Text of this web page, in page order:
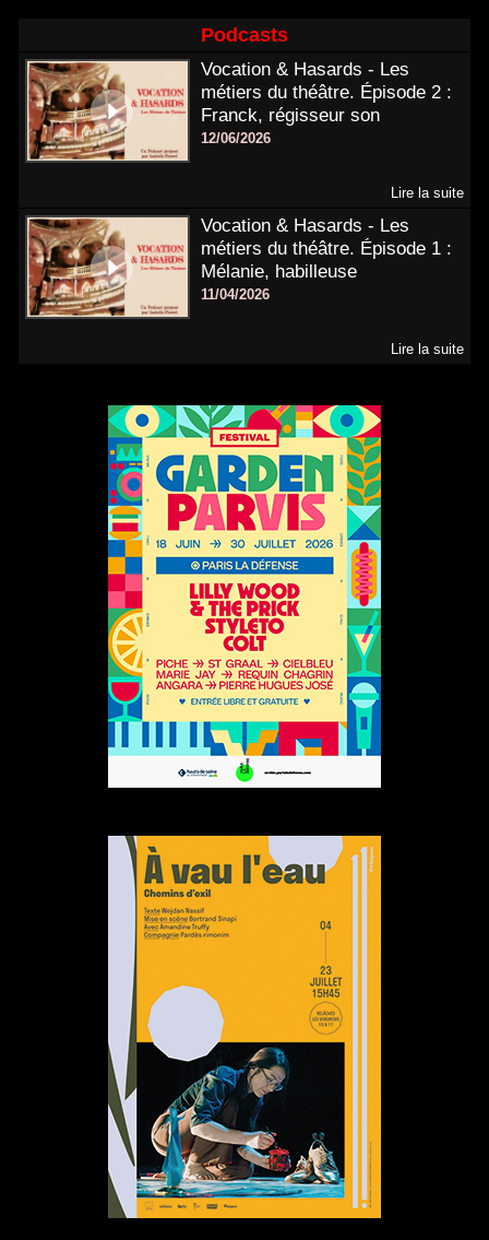
Podcasts
Vocation & Hasards - Les
métiers du théâtre. Épisode 2 :
Franck, régisseur son
12/06/2026
Lire la suite
Vocation & Hasards - Les
métiers du théâtre. Épisode 1 :
Mélanie, habilleuse
11/04/2026
Lire la suite